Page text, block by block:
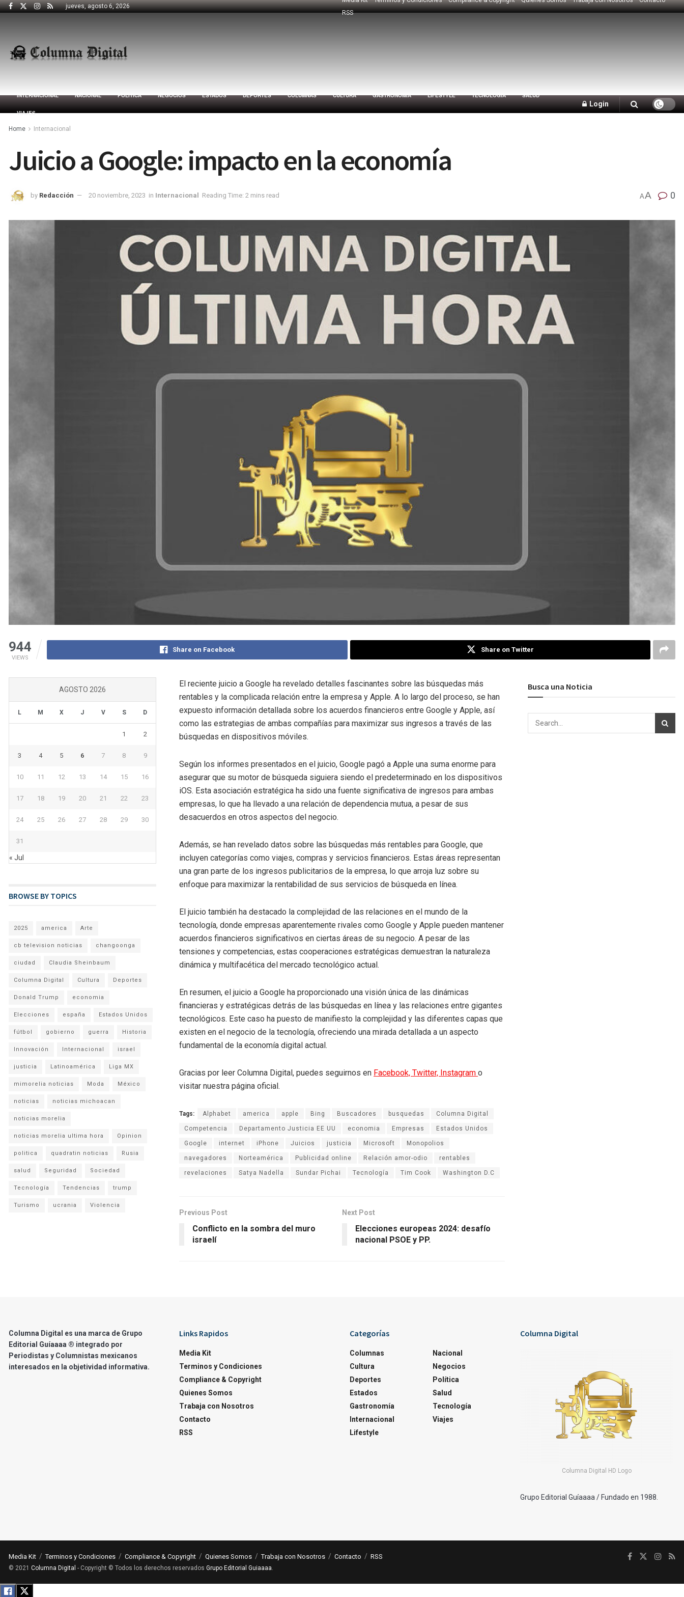
jueves, agosto 6, 2026
RSS
INTERNACIONAL NACIONAL POLÍTICA NEGOCIOS ESTADOS DEPORTES COLUMNAS CULTURA GASTRONOMÍA LIFESTYLE TECNOLOGÍA SALUD
VIAJES
Login
Home Internacional
Juicio a Google: impacto en la economía
by Redacción 20 noviembre, 2023 in Internacional Reading Time: 2 mins read AA 0
944
VIEWS
Share on Facebook Share on Twitter
El reciente juicio a Google ha revelado detalles fascinantes sobre las búsquedas más
rentables y la complicada relación entre la empresa y Apple. A lo largo del proceso, se han
expuesto información detallada sobre los acuerdos financieros entre Google y Apple, así
como las estrategias de ambas compañías para maximizar sus ingresos a través de las
búsquedas en dispositivos móviles.
Según los informes presentados en el juicio, Google pagó a Apple una suma enorme para
asegurar que su motor de búsqueda siguiera siendo el predeterminado en los dispositivos
iOS. Esta asociación estratégica ha sido una fuente significativa de ingresos para ambas
empresas, lo que ha llevado a una relación de dependencia mutua, a pesar de sus
desacuerdos en otros aspectos del negocio.
Además, se han revelado datos sobre las búsquedas más rentables para Google, que
incluyen categorías como viajes, compras y servicios financieros. Estas áreas representan
una gran parte de los ingresos publicitarios de la empresa, lo que arroja luz sobre su
enfoque para maximizar la rentabilidad de sus servicios de búsqueda en línea.
El juicio también ha destacado la complejidad de las relaciones en el mundo de la
tecnología, donde empresas aparentemente rivales como Google y Apple pueden mantener
acuerdos financieros significativos en ciertas áreas de su negocio. A pesar de las
tensiones y competencias, estas cooperaciones estratégicas demuestran la naturaleza
dinámica y multifacética del mercado tecnológico actual.
En resumen, el juicio a Google ha proporcionado una visión única de las dinámicas
financieras y estratégicas detrás de las búsquedas en línea y las relaciones entre gigantes
tecnológicos. Este caso ha puesto de manifiesto la complejidad y las diferentes capas que
existen en el negocio de la tecnología, ofreciendo una mirada detallada a un aspecto
fundamental de la economía digital actual.
Gracias por leer Columna Digital, puedes seguirnos en Facebook, Twitter, Instagram o
visitar nuestra página oficial.
Tags: Alphabet america apple Bing Buscadores busquedas Columna Digital
Competencia Departamento Justicia EE UU economia Empresas Estados Unidos
Google internet iPhone Juicios justicia Microsoft Monopolios
navegadores Norteamérica Publicidad online Relación amor-odio rentables
revelaciones Satya Nadella Sundar Pichai Tecnología Tim Cook Washington D.C
Previous Post
Conflicto en la sombra del muro
israelí
Next Post
Elecciones europeas 2024: desafío
nacional PSOE y PP.
AGOSTO 2026
L M X J V S D
1 2
3 4 5 6 7 8 9
10 11 12 13 14 15 16
17 18 19 20 21 22 23
24 25 26 27 28 29 30
31
« Jul
BROWSE BY TOPICS
2025 america Arte
cb television noticias changoonga
ciudad Claudia Sheinbaum
Columna Digital Cultura Deportes
Donald Trump economia
Elecciones españa Estados Unidos
fútbol gobierno guerra Historia
Innovación Internacional israel
justicia Latinoamérica Liga MX
mimorelia noticias Moda México
noticias noticias michoacan
noticias morelia
noticias morelia ultima hora Opinion
politica quadratin noticias Rusia
salud Seguridad Sociedad
Tecnología Tendencias trump
Turismo ucrania Violencia
Busca una Noticia
Columna Digital es una marca de Grupo
Editorial Guíaaaa ® integrado por
Periodistas y Columnistas mexicanos
interesados en la objetividad informativa.
Links Rapidos
Media Kit
Terminos y Condiciones
Compliance & Copyright
Quienes Somos
Trabaja con Nosotros
Contacto
RSS
Categorías
Columnas
Cultura
Deportes
Estados
Gastronomía
Internacional
Lifestyle
Nacional
Negocios
Política
Salud
Tecnología
Viajes
Columna Digital
Columna Digital HD Logo
Grupo Editorial Guíaaaa / Fundado en 1988.
Media Kit Terminos y Condiciones Compliance & Copyright Quienes Somos Trabaja con Nosotros Contacto RSS
© 2021 Columna Digital - Copyright © Todos los derechos reservados Grupo Editorial Guiaaaa